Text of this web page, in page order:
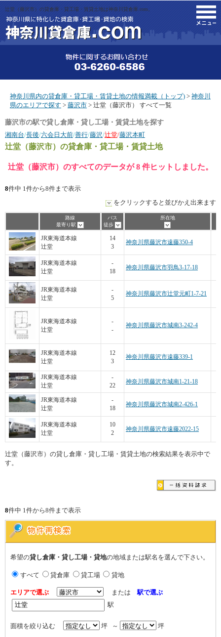
辻堂（藤沢市）の貸倉庫・貸工場・賃貸土地は神奈川貸倉庫.com。
神奈川県内の貸倉庫・貸工場・賃貸土地の情報満載（トップ) > 神奈川
県のエリアで探す > 藤沢市 > 辻堂（藤沢市） すべて一覧
藤沢市の駅で貸し倉庫・貸し工場・賃貸土地を探す
湘南台/長後/六会日大前/善行/藤沢/辻堂/藤沢本町
辻堂（藤沢市） の貸倉庫・貸工場・賃貸土地
辻堂（藤沢市）のすべてのデータが 8 件ヒットしました。
8件中 1件から8件まで表示
をクリックすると並びかえ出来ます
路線
最寄り駅
バス
徒歩
所在地
JR東海道本線
辻堂
14
3
神奈川県藤沢市遠藤350-4
JR東海道本線
辻堂
-
18
神奈川県藤沢市羽鳥3-17-18
JR東海道本線
辻堂
-
5
神奈川県藤沢市辻堂元町1-7-21
JR東海道本線
辻堂
-
-
神奈川県藤沢市城南3-242-4
JR東海道本線
辻堂
12
3
神奈川県藤沢市遠藤339-1
JR東海道本線
辻堂
-
22
神奈川県藤沢市城南1-21-18
JR東海道本線
辻堂
-
18
神奈川県藤沢市城南2-426-1
JR東海道本線
辻堂
10
2
神奈川県藤沢市遠藤2022-15
辻堂（藤沢市）の貸し倉庫・貸し工場・賃貸土地の検索結果を表示中で
す。
8件中 1件から8件まで表示
希望の貸し倉庫・貸し工場・貸地の地域または駅名を選んで下さい。
すべて 貸倉庫 貸工場 貸地
エリアで選ぶ または駅で選ぶ
駅
面積を絞り込む 坪 ～ 坪